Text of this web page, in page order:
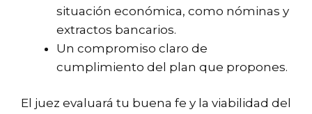
situación económica, como nóminas y
extractos bancarios.
Un compromiso claro de
cumplimiento del plan que propones.
El juez evaluará tu buena fe y la viabilidad del